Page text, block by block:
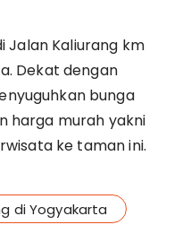
Jalan Kaliurang km
Dekat dengan
bunga
harga murah yakni
ke taman ini.
di Yogyakarta